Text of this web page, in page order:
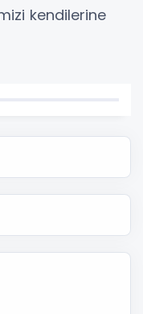
kendilerine